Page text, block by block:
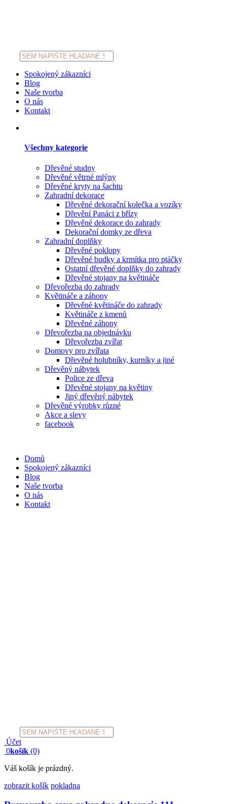
Products
search
Spokojený zákazníci
Blog
Naše tvorba
O nás
Kontakt
Všechny kategorie
Dřevěné studny
Dřevěné větrné mlýny
Dřevěné kryty na šachtu
Zahradní dekorace
Dřevěné dekorační kolečka a vozíky
Dřevění Panáci z břízy
Dřevěné dekorace do zahrady
Dekorační domky ze dřeva
Zahradní doplňky
Dřevěné poklopy
Dřevěné budky a krmítka pro ptáčky
Ostatní dřevěné doplňky do zahrady
Dřevěné stojany na květináče
Dřevořezba do zahrady
Květináče a záhony
Dřevěné květináče do zahrady
Květináče z kmenů
Dřevěné záhony
Dřevořezba na objednávku
Dřevořezba zvířat
Domovy pro zvířata
Dřevěné holubníky, kurníky a jiné
Dřevěný nábytek
Police ze dřeva
Dřevěné stojany na květiny
Jiný dřevěný nábytek
Dřevěné výrobky různé
Akce a slevy
facebook
Domů
Spokojený zákazníci
Blog
Naše tvorba
O nás
Kontakt
Products
search
Účet
0košík (0)
Váš košík je prázdný.
zobrazit košík pokladna